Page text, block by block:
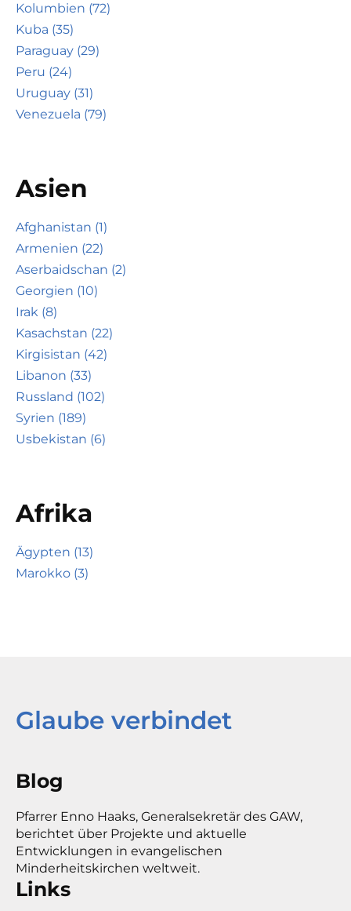
Kolumbien (72)
Kuba (35)
Paraguay (29)
Peru (24)
Uruguay (31)
Venezuela (79)
Asien
Afghanistan (1)
Armenien (22)
Aserbaidschan (2)
Georgien (10)
Irak (8)
Kasachstan (22)
Kirgisistan (42)
Libanon (33)
Russland (102)
Syrien (189)
Usbekistan (6)
Afrika
Ägypten (13)
Marokko (3)
Glaube verbindet
Blog
Pfarrer Enno Haaks, Generalsekretär des GAW,
berichtet über Projekte und aktuelle
Entwicklungen in evangelischen
Minderheitskirchen weltweit.
Links